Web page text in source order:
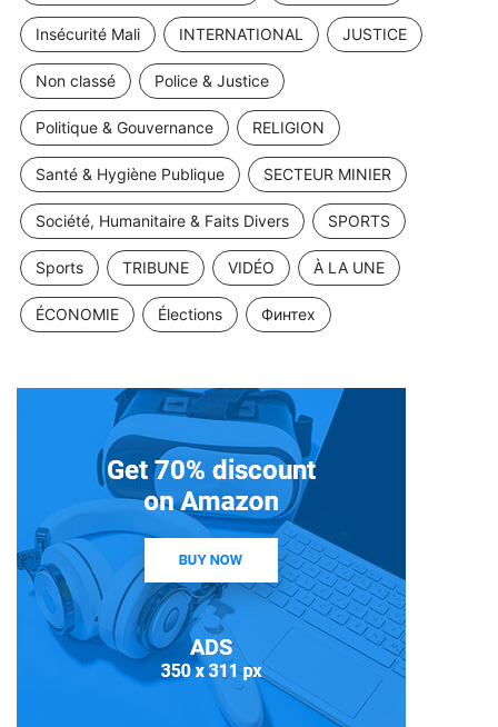
Insécurité Mali INTERNATIONAL JUSTICE
Non classé Police & Justice
Politique & Gouvernance RELIGION
Santé & Hygiène Publique SECTEUR MINIER
Société, Humanitaire & Faits Divers SPORTS
Sports TRIBUNE VIDÉO À LA UNE
ÉCONOMIE Élections Финтех